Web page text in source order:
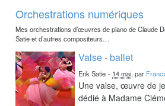
Orchestrations numériques
Mes orchestrations d’œuvres de piano de Claude
Satie et d’autres compositeurs…
Valse - ballet
Erik Satie - 14 mai, par
Une valse, œuvre de
dédié à Madame